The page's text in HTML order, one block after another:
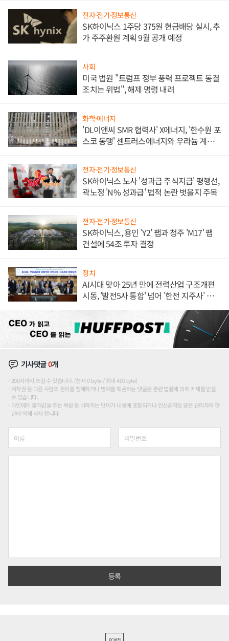
전자·전기·정보통신
SK하이닉스 1주당 375원 현금배당 실시, 추
가 주주환원 계획 9월 공개 예정
사회
미국 법원 "트럼프 정부 풍력 프로젝트 동결
조치는 위법", 해제 명령 내려
화학·에너지
'DL이앤씨 SMR 협력사' X에너지, '한수원 포
스코 동맹' 센트러스에너지와 우라늄 계약
전자·전기·정보통신
SK하이닉스 노사 '성과급 주식지급' 평행선,
곽노정 'N% 성과급' 법적 논란 벗을지 주목
전자·전기·정보통신
SK하이닉스, 용인 'Y2' 팹과 청주 'M17' 팹
건설에 54조 투자 결정
정치
AI시대 맞아 25년 만에 전력산업 구조개편
시동, '발전5사 통합' 넘어 '한전 지주사' 재편
기사댓글0개
200자까지 쓰실 수 있습니다. (현재 0 byte / 최대 400byte)
저작권 등 다른 사람의 권리를 침해하거나 명예를 훼손하는 댓글은 관련 법률에 의해 제재를 받을
수 있습니다.
타인에게 불쾌감을 주는 욕설 등 비하하는 단어가 내용에 포함되거나 인신공격성 글은 관리자의 판
단에 의해 삭제 합니다.
PC버전